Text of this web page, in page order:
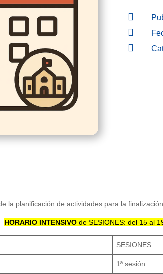



la planificación de actividades para la
HORARIO INTENSIVOde SESIONES: del 15 al
SESIONES
1ª sesión